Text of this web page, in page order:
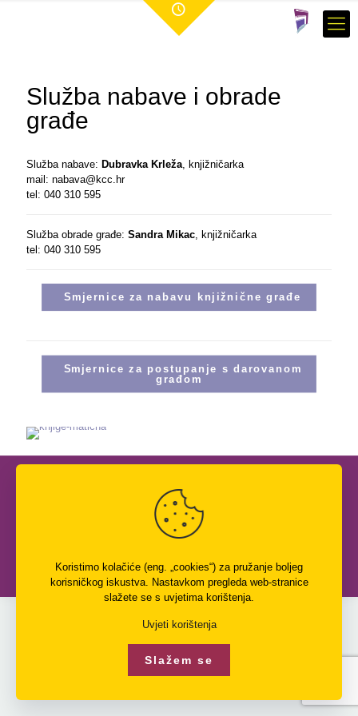
Služba nabave i obrade
građe
Služba nabave: Dubravka Krleža, knjižničarka
mail: nabava@kcc.hr
tel: 040 310 595
Služba obrade građe: Sandra Mikac, knjižničarka
tel: 040 310 595
Smjernice za nabavu knjižnične građe
Smjernice za postupanje s darovanom
građom
Copyright © Knjižnica Nikola Zrinski, Čakovec | Službene
web stranice. | Web rješenje:
Politika privatnosti
Uvjeti korištenja
Izjava o digitalnoj pristupačnosti
Koristimo kolačiće (eng. „cookies“) za pružanje boljeg
korisničkog iskustva. Nastavkom pregleda web-stranice
slažete se s uvjetima korištenja.
Uvjeti korištenja
Slažem se